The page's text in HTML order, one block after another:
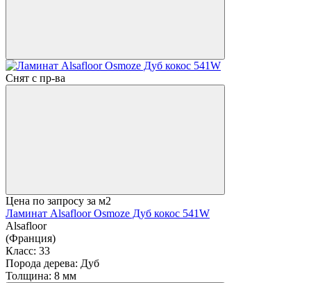
Снят с пр-ва
Цена по запросу за м2
Ламинат Alsafloor Osmoze Дуб кокос 541W
Alsafloor
(Франция)
Класс: 33
Порода дерева: Дуб
Толщина: 8 мм